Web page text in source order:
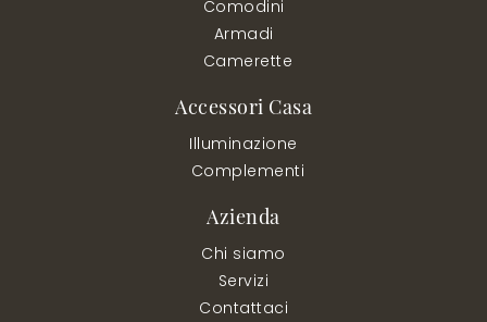
Comodini
Armadi
Camerette
Accessori Casa
Illuminazione
Complementi
Azienda
Chi siamo
Servizi
Contattaci